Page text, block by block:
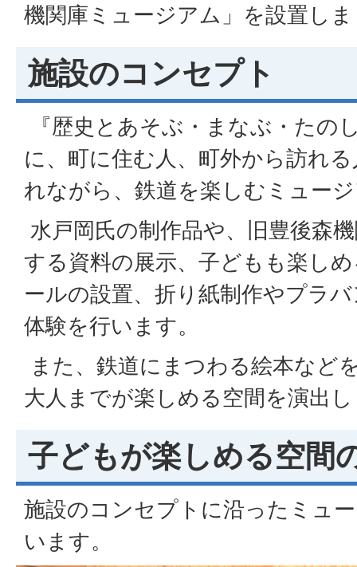
機関庫ミュージアム」を設置し
施設のコンセプト
『歴史とあそぶ・まなぶ・たの
に、町に住む人、町外から訪れ
れながら、鉄道を楽しむミュー
水戸岡氏の制作品や、旧豊後森
する資料の展示、子どもも楽し
ールの設置、折り紙制作やプラ
体験を行います。
また、鉄道にまつわる絵本など
大人までが楽しめる空間を演出
子どもが楽しめる空間
施設のコンセプトに沿ったミュ
います。